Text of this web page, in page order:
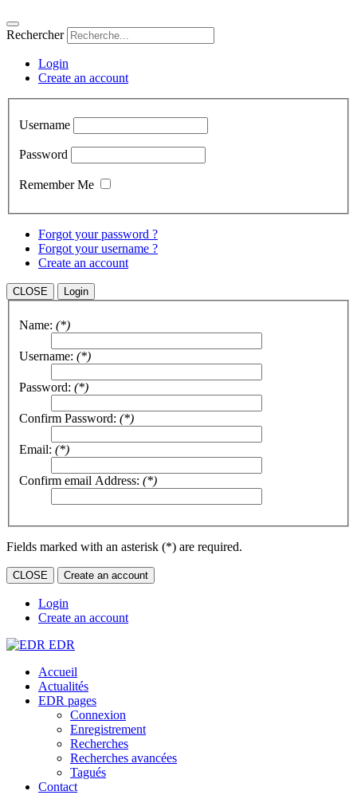
Rechercher
Login
Create an account
Username
Password
Remember Me
Forgot your password ?
Forgot your username ?
Create an account
CLOSE Login
Name: (*)
Username: (*)
Password: (*)
Confirm Password: (*)
Email: (*)
Confirm email Address: (*)
Fields marked with an asterisk (*) are required.
CLOSE Create an account
Login
Create an account
EDR
Accueil
Actualités
EDR pages
Connexion
Enregistrement
Recherches
Recherches avancées
Tagués
Contact